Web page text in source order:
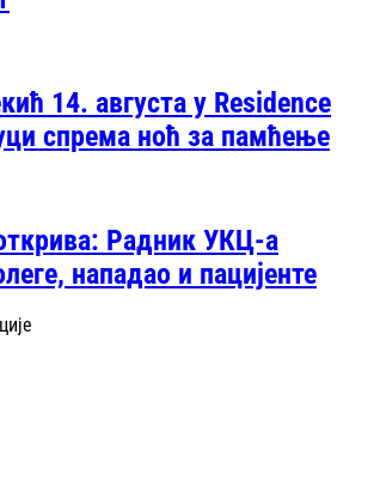
14. августа у Residence
спрема ноћ за памћење
Радник УКЦ-а
нападао и пацијенте